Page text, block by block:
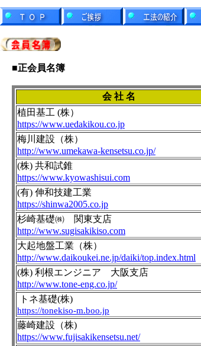
■正会員名簿
会 社 名
植田基工 (株）
https://www.uedakikou.co.jp
梅川建設（株）
http://www.umekawa-kensetsu.co.jp/
(株) 共和試錐
https://www.kyowashisui.com
(有) 伸和技建工業
https://shinwa2005.co.jp
杉崎基礎㈱ 関東支店
http://www.sugisakikiso.com
大起地盤工業（株）
http://www.daikoukei.ne.jp/daiki/top.index.html
(株) 利根エンジニア 大阪支店
http://www.tone-eng.co.jp/
トネ基礎(株)
https://tonekiso-m.boo.jp
藤崎建設（株)
https://www.fujisakikensetsu.net/